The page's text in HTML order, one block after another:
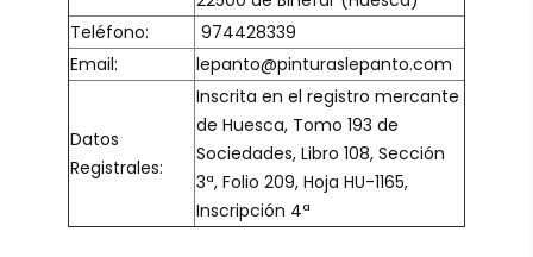
Teléfono:
974428339
Email:
lepanto@pinturaslepanto.com
Datos
Registrales:
Inscrita en el registro mercante
de Huesca, Tomo 193 de
Sociedades, Libro 108, Sección
3ª, Folio 209, Hoja HU-1165,
Inscripción 4ª